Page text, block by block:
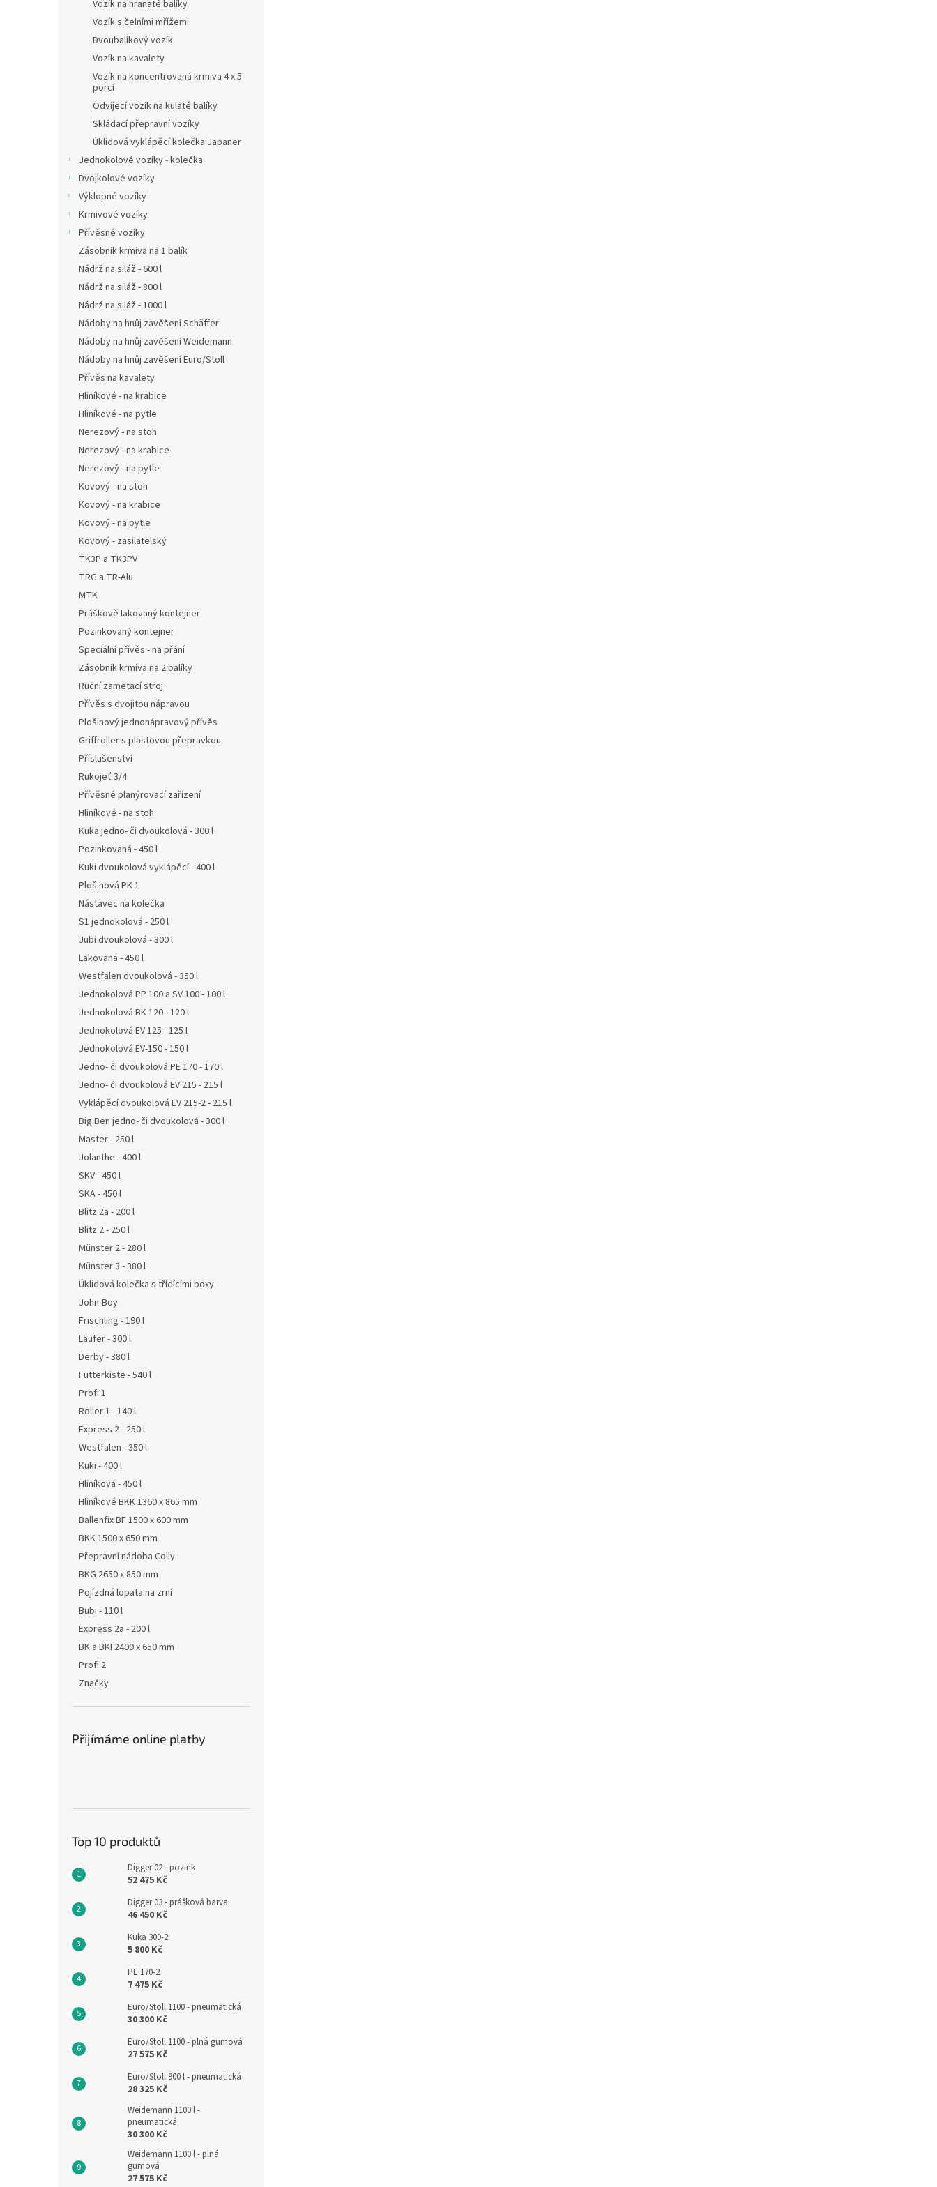
Vozík na hranaté balíky
Vozík s čelními mřížemi
Dvoubalíkový vozík
Vozík na kavalety
Vozík na koncentrovaná krmiva 4 x 5
porcí
Odvíjecí vozík na kulaté balíky
Skládací přepravní vozíky
Úklidová vyklápěcí kolečka Japaner
Jednokolové vozíky - kolečka
Dvojkolové vozíky
Výklopné vozíky
Krmivové vozíky
Přívěsné vozíky
Zásobník krmiva na 1 balík
Nádrž na siláž - 600 l
Nádrž na siláž - 800 l
Nádrž na siláž - 1000 l
Nádoby na hnůj zavěšení Schäffer
Nádoby na hnůj zavěšení Weidemann
Nádoby na hnůj zavěšení Euro/Stoll
Přívěs na kavalety
Hliníkové - na krabice
Hliníkové - na pytle
Nerezový - na stoh
Nerezový - na krabice
Nerezový - na pytle
Kovový - na stoh
Kovový - na krabice
Kovový - na pytle
Kovový - zasilatelský
TK3P a TK3PV
TRG a TR-Alu
MTK
Práškově lakovaný kontejner
Pozinkovaný kontejner
Speciální přívěs - na přání
Zásobník krmíva na 2 balíky
Ruční zametací stroj
Přívěs s dvojitou nápravou
Plošinový jednonápravový přívěs
Griffroller s plastovou přepravkou
Příslušenství
Rukojeť 3/4
Přívěsné planýrovací zařízení
Hliníkové - na stoh
Kuka jedno- či dvoukolová - 300 l
Pozinkovaná - 450 l
Kuki dvoukolová vyklápěcí - 400 l
Plošinová PK 1
Nástavec na kolečka
S1 jednokolová - 250 l
Jubi dvoukolová - 300 l
Lakovaná - 450 l
Westfalen dvoukolová - 350 l
Jednokolová PP 100 a SV 100 - 100 l
Jednokolová BK 120 - 120 l
Jednokolová EV 125 - 125 l
Jednokolová EV-150 - 150 l
Jedno- či dvoukolová PE 170 - 170 l
Jedno- či dvoukolová EV 215 - 215 l
Vyklápěcí dvoukolová EV 215-2 - 215 l
Big Ben jedno- či dvoukolová - 300 l
Master - 250 l
Jolanthe - 400 l
SKV - 450 l
SKA - 450 l
Blitz 2a - 200 l
Blitz 2 - 250 l
Münster 2 - 280 l
Münster 3 - 380 l
Úklidová kolečka s třídícími boxy
John-Boy
Frischling - 190 l
Läufer - 300 l
Derby - 380 l
Futterkiste - 540 l
Profi 1
Roller 1 - 140 l
Express 2 - 250 l
Westfalen - 350 l
Kuki - 400 l
Hliníková - 450 l
Hliníkové BKK 1360 x 865 mm
Ballenfix BF 1500 x 600 mm
BKK 1500 x 650 mm
Přepravní nádoba Colly
BKG 2650 x 850 mm
Pojízdná lopata na zrní
Bubi - 110 l
Express 2a - 200 l
BK a BKI 2400 x 650 mm
Profi 2
Značky
Přijímáme online platby
Top 10 produktů
Digger 02 - pozink
52 475 Kč
Digger 03 - prášková barva
46 450 Kč
Kuka 300-2
5 800 Kč
PE 170-2
7 475 Kč
Euro/Stoll 1100 - pneumatická
30 300 Kč
Euro/Stoll 1100 - plná gumová
27 575 Kč
Euro/Stoll 900 l - pneumatická
28 325 Kč
Weidemann 1100 l -
pneumatická
30 300 Kč
Weidemann 1100 l - plná
gumová
27 575 Kč